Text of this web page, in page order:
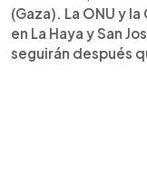
(Gaza). La ONU y
en La Haya y San
seguirán después